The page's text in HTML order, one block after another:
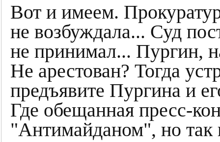
Вот и имеем.
не возбуждала... Суд
не принимал... Пургин,
Не арестован? Тогда
предъявите Пургина и
Где обещанная пресс-
"Антимайданом", но так